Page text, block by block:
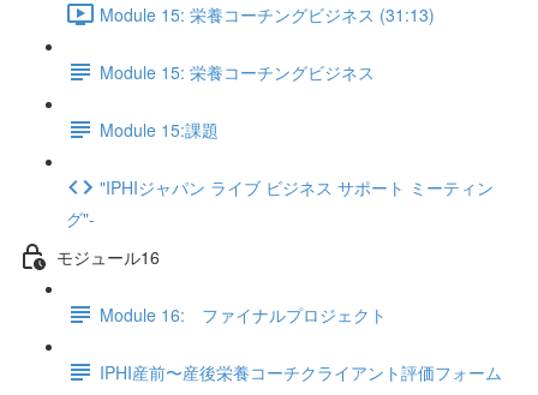
Module 15: 栄養コーチングビジネス (31:13)
Module 15: 栄養コーチングビジネス
Module 15:課題
"IPHIジャパン ライブ ビジネス サポート ミーティン
グ"-
モジュール16
Module 16: ファイナルプロジェクト
IPHI産前〜産後栄養コーチクライアント評価フォーム